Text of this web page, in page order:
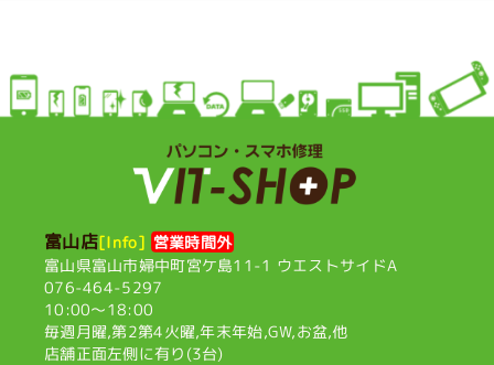
富山店[Info] 営業時間外
富山県富山市婦中町宮ケ島11-1 ウエストサイドA
076-464-5297
10:00〜18:00
毎週月曜,第2第4火曜,年末年始,GW,お盆,他
店舗正面左側に有り(3台)